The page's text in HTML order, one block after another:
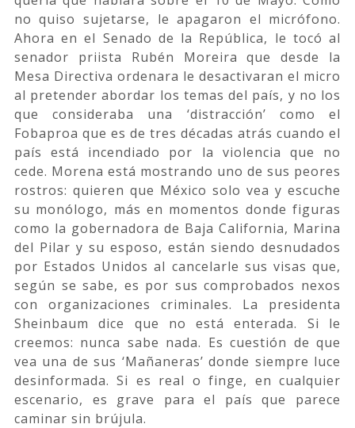
no quiso sujetarse, le apagaron el micrófono.
Ahora en el Senado de la República, le tocó al
senador priista Rubén Moreira que desde la
Mesa Directiva ordenara le desactivaran el micro
al pretender abordar los temas del país, y no los
que consideraba una ‘distracción’ como el
Fobaproa que es de tres décadas atrás cuando el
país está incendiado por la violencia que no
cede. Morena está mostrando uno de sus peores
rostros: quieren que México solo vea y escuche
su monólogo, más en momentos donde figuras
como la gobernadora de Baja California, Marina
del Pilar y su esposo, están siendo desnudados
por Estados Unidos al cancelarle sus visas que,
según se sabe, es por sus comprobados nexos
con organizaciones criminales. La presidenta
Sheinbaum dice que no está enterada. Si le
creemos: nunca sabe nada. Es cuestión de que
vea una de sus ‘Mañaneras’ donde siempre luce
desinformada. Si es real o finge, en cualquier
escenario, es grave para el país que parece
caminar sin brújula.